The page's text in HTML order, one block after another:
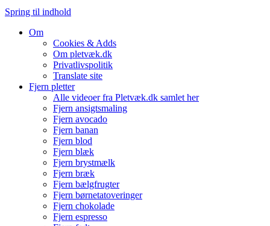
Spring til indhold
Om
Cookies & Adds
Om pletvæk.dk
Privatlivspolitik
Translate site
Fjern pletter
Alle videoer fra Pletvæk.dk samlet her
Fjern ansigtsmaling
Fjern avocado
Fjern banan
Fjern blod
Fjern blæk
Fjern brystmælk
Fjern bræk
Fjern bælgfrugter
Fjern børnetatoveringer
Fjern chokolade
Fjern espresso